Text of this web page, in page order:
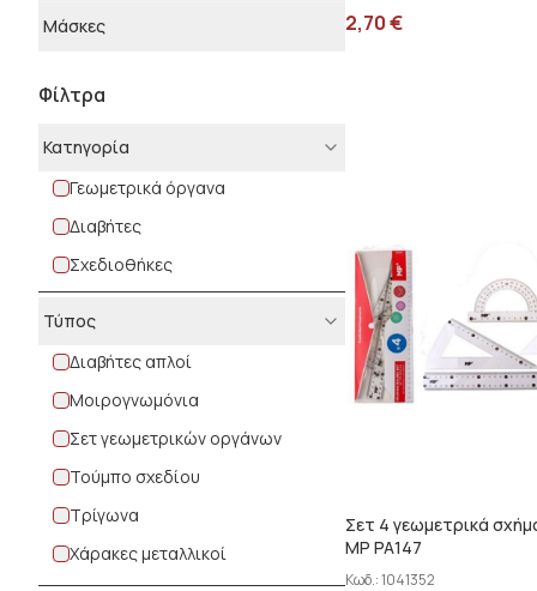
Μάσκες
Φίλτρα
Κατηγορία
Γεωμετρικά όργανα
Διαβήτες
Σχεδιοθήκες
Τύπος
Διαβήτες απλοί
Μοιρογνωμόνια
Σετ γεωμετρικών οργάνων
Τούμπο σχεδίου
Τρίγωνα
Χάρακες μεταλλικοί
2,70€
Σετ 4 γεωμετρικά
MP PA147
Κωδ.:1041352